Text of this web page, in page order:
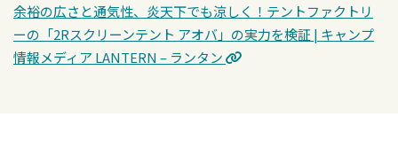
余裕の広さと通気性、炎天下でも涼しく！テントファクトリ
ーの「2Rスクリーンテント アオバ」の実力を検証 | キャンプ
情報メディア LANTERN – ランタン